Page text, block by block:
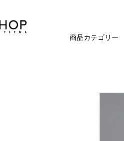
商品カテゴリー